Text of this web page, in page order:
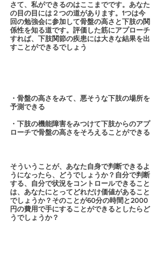
さて、私ができるのはここまでです。あなた
の目の目には２つの道があります。1つは今
回の勉強会に参加して骨盤の高さと下肢の関
係性を知る道です。評価した筋にアプローチ
すれば、下肢関節の疾患には大きな結果を出
すことができるでしょう
・骨盤の高さをみて、悪そうな下肢の場所を
予測できる
・下肢の機能障害をみつけて下肢からのアプ
ローチで骨盤の高さをそろえることができる
そういうことが、あなた自身で判断できるよ
うになったら、どうでしょうか？自分で判断
する、自分で状況をコントロールできること
は、あなたにとってどれだけ価値があること
でしょうか？そのことが60分の時間と2000
円の費用で手にすることができるとしたらど
うでしょうか？